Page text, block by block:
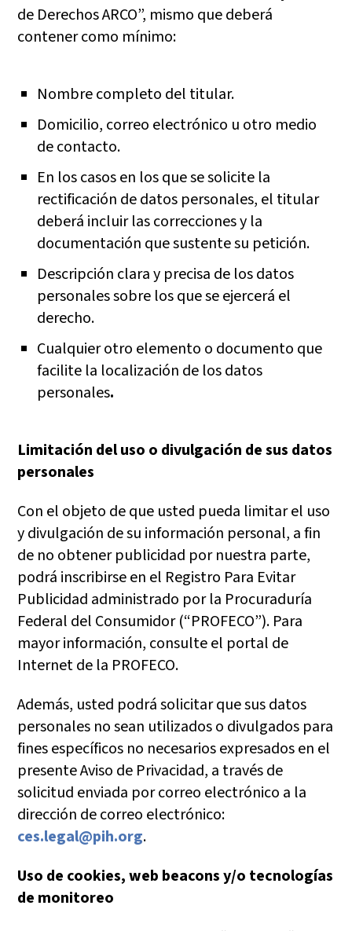
de Derechos ARCO”, mismo que deberá
contener como mínimo:
Nombre completo del titular.
Domicilio, correo electrónico u otro medio
de contacto.
En los casos en los que se solicite la
rectificación de datos personales, el titular
deberá incluir las correcciones y la
documentación que sustente su petición.
Descripción clara y precisa de los datos
personales sobre los que se ejercerá el
derecho.
Cualquier otro elemento o documento que
facilite la localización de los datos
personales.
Limitación del uso o divulgación de sus datos
personales
Con el objeto de que usted pueda limitar el uso
y divulgación de su información personal, a fin
de no obtener publicidad por nuestra parte,
podrá inscribirse en el Registro Para Evitar
Publicidad administrado por la Procuraduría
Federal del Consumidor (“PROFECO”). Para
mayor información, consulte el portal de
Internet de la PROFECO.
Además, usted podrá solicitar que sus datos
personales no sean utilizados o divulgados para
fines específicos no necesarios expresados en el
presente Aviso de Privacidad, a través de
solicitud enviada por correo electrónico a la
dirección de correo electrónico:
ces.legal@pih.org.
Uso de cookies, web beacons y/o tecnologías
de monitoreo